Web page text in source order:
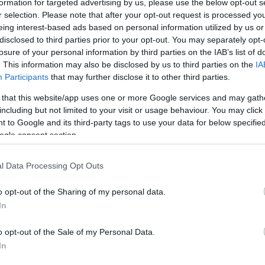
for targeted advertising by us, please use the below opt-out
selection. Please note that after your opt-out request is processed
interest-based ads based on personal information utilized by us
to third parties prior to your opt-out. You may separately
of your personal information by third parties on the IAB’s list of
This information may also be disclosed by us to third parties on the
Participants that may further disclose it to other third parties.
that this website/app uses one or more Google services and may
but not limited to your visit or usage behaviour. You may
to Google and its third-party tags to use your data for below
consent section.
Data Processing Opt Outs
opt-out of the Sharing of my personal data.
opt-out of the Sale of my Personal Data.
nagyágyú budapesti koncertje marad el:
a Smashing Pumpkins.
is találkozhatott volna a tavaly visszatérő
album turnéja Budapestet is érintette
azonban a hétvégén megjelent egy egyelőre
nélküli rövid hír, mely szerint a magyarországi
és a turnédátumok között sem szerepel már a két
1990-es évek egyik legfontosabb amerikai
31-én Bécsben teheti ezt meg.
A
A